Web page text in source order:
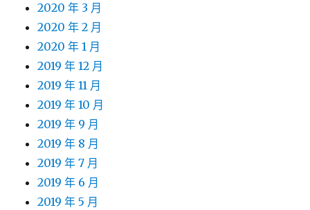
2020 年 3 月
2020 年 2 月
2020 年 1 月
2019 年 12 月
2019 年 11 月
2019 年 10 月
2019 年 9 月
2019 年 8 月
2019 年 7 月
2019 年 6 月
2019 年 5 月